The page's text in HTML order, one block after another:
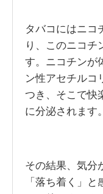
タバコにはニコ
り、このニコチ
す。ニコチンが
ン性アセチルコ
つき、そこで快
に分泌されます。
その結果、気分
「落ち着く」